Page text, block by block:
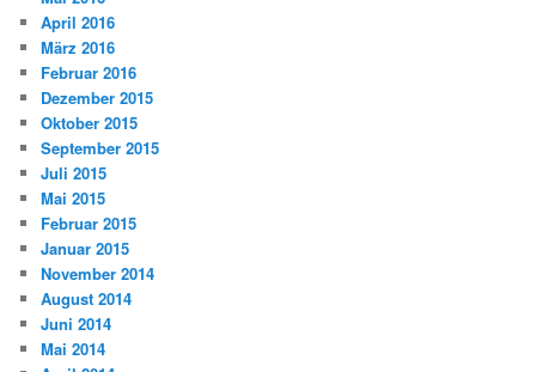
April 2016
März 2016
Februar 2016
Dezember 2015
Oktober 2015
September 2015
Juli 2015
Mai 2015
Februar 2015
Januar 2015
November 2014
August 2014
Juni 2014
Mai 2014